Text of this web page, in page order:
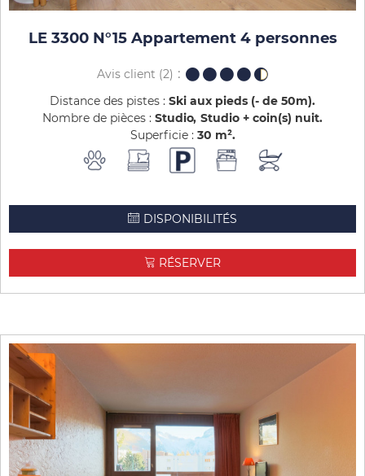
LE 3300 N°15 Appartement 4 personnes
Avis client (2)
Distance des pistes : Ski aux pieds (- de 50m)
Nombre de pièces : Studio Studio + coin(s) nuit
Superficie : 30 m²
DISPONIBILITÉS
RÉSERVER